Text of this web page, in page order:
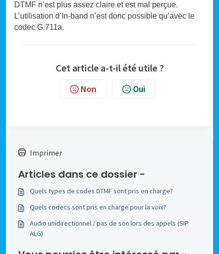
DTMF n’est plus assez claire et est mal perçue.
L’utilisation d’In-band n’est donc possible qu’avec le
codec G.711a.
Cet article a-t-il été utile ?
Non Oui
Imprimer
Articles dans ce dossier -
Quels types de codes DTMF sont pris en charge?
Quels codecs sont pris en charge pour la voix?
Audio unidirectionnel / pas de son lors des appels (SIP
ALG)